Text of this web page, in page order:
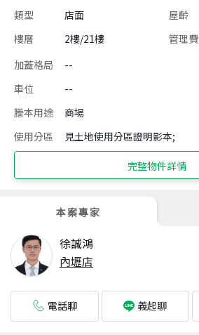
類型 店面 屋齡
樓層
2樓/21樓 管理費
加蓋格局
--
車位
--
謄本用途
商場
使用分區
見土地使用分區證明影本;
完整物件詳情
本案專家
徐誠鴻
內壢店
電話聊 義起聊